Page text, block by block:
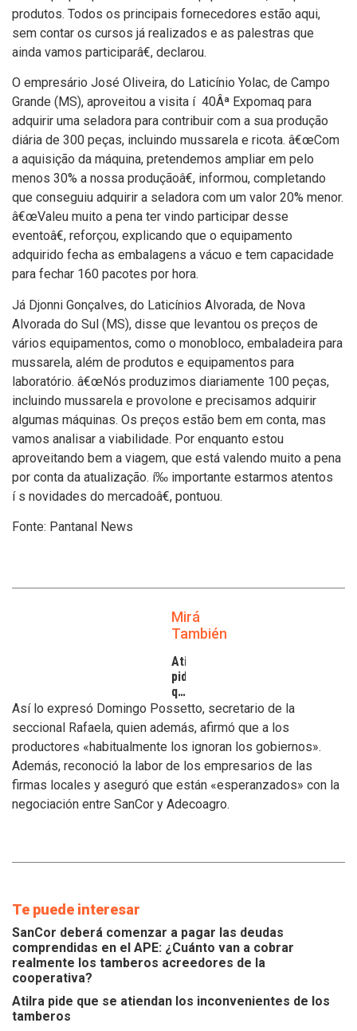
produtos. Todos os principais fornecedores estão aqui,
sem contar os cursos já realizados e as palestras que
ainda vamos participarâ€, declarou.
O empresário José Oliveira, do Laticí­nio Yolac, de Campo
Grande (MS), aproveitou a visita í 40Âª Expomaq para
adquirir uma seladora para contribuir com a sua produção
diária de 300 peças, incluindo mussarela e ricota. â€œCom
a aquisição da máquina, pretendemos ampliar em pelo
menos 30% a nossa produçãoâ€, informou, completando
que conseguiu adquirir a seladora com um valor 20% menor.
â€œValeu muito a pena ter vindo participar desse
eventoâ€, reforçou, explicando que o equipamento
adquirido fecha as embalagens a vácuo e tem capacidade
para fechar 160 pacotes por hora.
Já Djonni Gonçalves, do Laticí­nios Alvorada, de Nova
Alvorada do Sul (MS), disse que levantou os preços de
vários equipamentos, como o monobloco, embaladeira para
mussarela, além de produtos e equipamentos para
laboratório. â€œNós produzimos diariamente 100 peças,
incluindo mussarela e provolone e precisamos adquirir
algumas máquinas. Os preços estão bem em conta, mas
vamos analisar a viabilidade. Por enquanto estou
aproveitando bem a viagem, que está valendo muito a pena
por conta da atualização. í‰ importante estarmos atentos
í s novidades do mercadoâ€, pontuou.
Fonte: Pantanal News
Mirá
También
Atilra
pide
que
se
atiendan
inconvenientes
de
los
tamberos
Así lo expresó Domingo Possetto, secretario de la
seccional Rafaela, quien además, afirmó que a los
productores «habitualmente los ignoran los gobiernos».
Además, reconoció la labor de los empresarios de las
firmas locales y aseguró que están «esperanzados» con la
negociación entre SanCor y Adecoagro.
Te puede interesar
SanCor deberá comenzar a pagar las deudas
comprendidas en el APE: ¿Cuánto van a cobrar
realmente los tamberos acreedores de la
cooperativa?
Atilra pide que se atiendan los inconvenientes de los
tamberos